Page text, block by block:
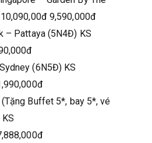
9,590,000đ
– Pattaya (5N4Đ) KS
(6N5Đ) KS
Buffet 5*, bay 5*, vé